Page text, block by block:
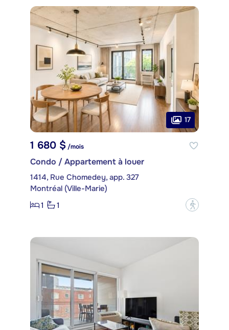
17
1 680 $/mois
Condo / Appartement à louer
1414, Rue Chomedey, app. 327
Montréal (Ville-Marie)
1
1 ?